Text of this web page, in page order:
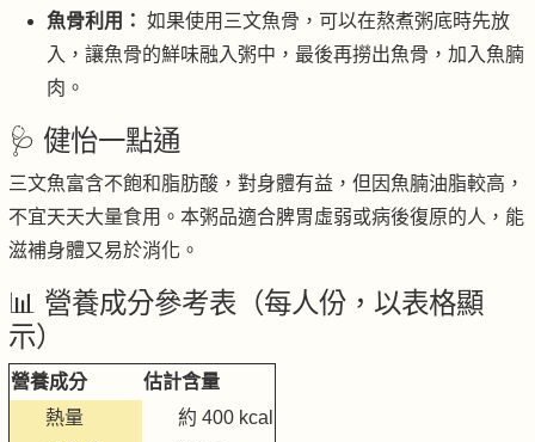
魚骨利用： 如果使用三文魚骨，可以在熬煮粥底時先放
入，讓魚骨的鮮味融入粥中，最後再撈出魚骨，加入魚腩
肉。
🩺 健怡一點通
三文魚富含不飽和脂肪酸，對身體有益，但因魚腩油脂較高，
不宜天天大量食用。本粥品適合脾胃虛弱或病後復原的人，能
滋補身體又易於消化。
📊 營養成分參考表（每人份，以表格顯
示）
營養成分
估計含量
熱量
約 400 kcal